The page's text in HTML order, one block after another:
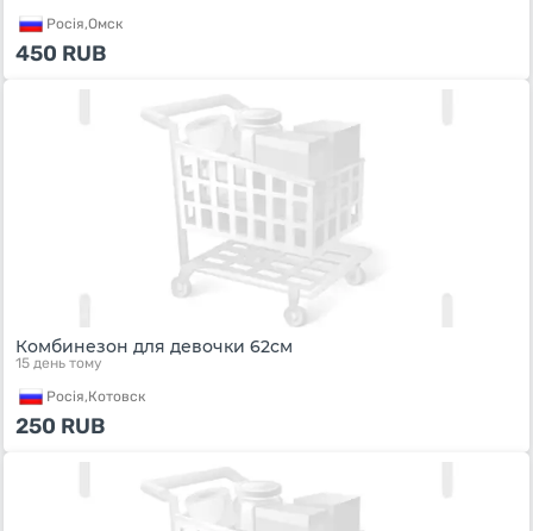
Росiя,Омск
450 RUB
Комбинезон для девочки 62см
15 день тому
Росiя,Котовск
250 RUB